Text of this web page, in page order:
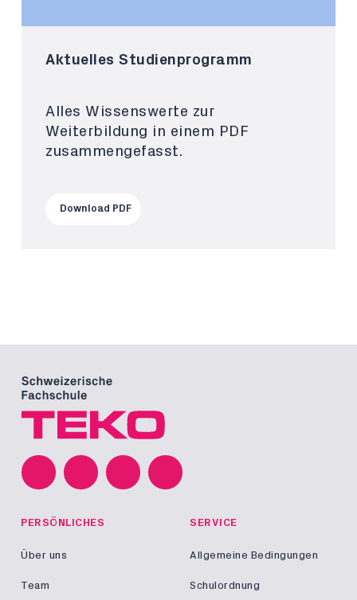
Aktuelles Studienprogramm
Alles Wissenswerte zur
Weiterbildung in einem PDF
zusammengefasst.
Download PDF
PERSÖNLICHES
Über uns
Team
SERVICE
Allgemeine Bedingungen
Schulordnung